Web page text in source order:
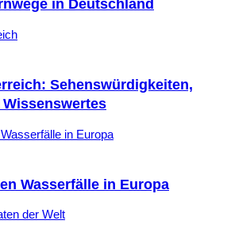
in Deutschland
Sehenswürdigkeiten,
Wasserfälle in Europa